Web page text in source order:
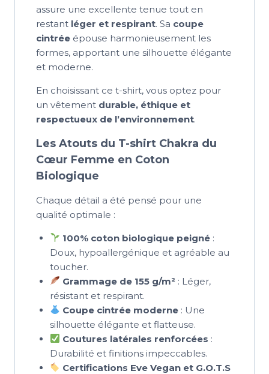
assure une excellente tenue tout en
restant léger et respirant. Sa coupe
cintrée épouse harmonieusement les
formes, apportant une silhouette élégante
et moderne.
En choisissant ce t-shirt, vous optez pour
un vêtement durable, éthique et
respectueux de l’environnement.
Les Atouts du T-shirt Chakra du
Cœur Femme en Coton
Biologique
Chaque détail a été pensé pour une
qualité optimale :
100% coton biologique peigné:
Doux, hypoallergénique et agréable au
toucher.
Grammage de 155 g/m²: Léger,
résistant et respirant.
Coupe cintrée moderne: Une
silhouette élégante et flatteuse.
Coutures latérales renforcées :
Durabilité et finitions impeccables.
Certifications Eve Vegan et G.O.T.S